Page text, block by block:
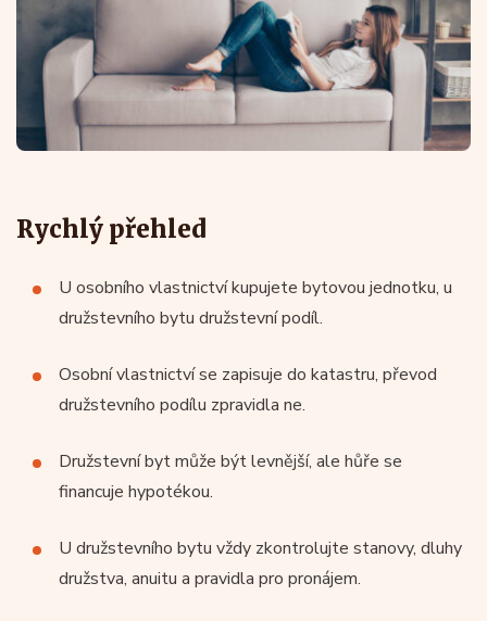
Rychlý přehled
U osobního vlastnictví kupujete bytovou jednotku, u
družstevního bytu družstevní podíl.
Osobní vlastnictví se zapisuje do katastru, převod
družstevního podílu zpravidla ne.
Družstevní byt může být levnější, ale hůře se
financuje hypotékou.
U družstevního bytu vždy zkontrolujte stanovy, dluhy
družstva, anuitu a pravidla pro pronájem.